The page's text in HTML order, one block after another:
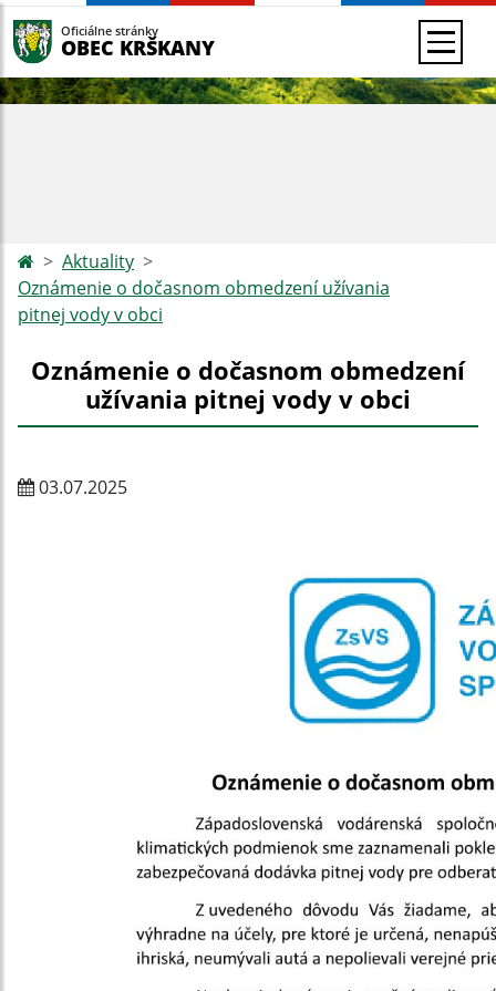
Oficiálne stránky
OBEC KRŠKANY
Aktuality
Oznámenie o dočasnom obmedzení užívania
pitnej vody v obci
Oznámenie o dočasnom obmedzení
užívania pitnej vody v obci
03.07.2025